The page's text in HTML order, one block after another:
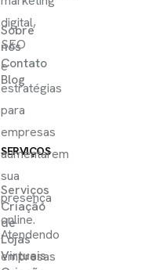
Sobre
nós
Contato
Blog
SERVIÇOS
Serviços
Criação
de
Lojas
Virtuais
digital,
SEO
e
estratégias
para
empresas
aumentarem
sua
presença
online.
Atendendo
empresas